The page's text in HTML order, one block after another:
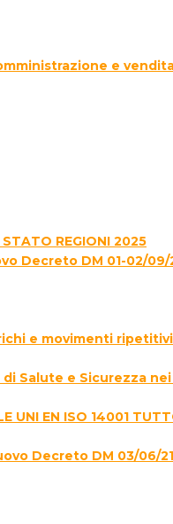
e
REGIONI 2025
Decreto DM 01-02/09/
e movimenti ripetitivi
di Salute e Sicurezza
UNI EN ISO 14001
Decreto DM 03/06/21